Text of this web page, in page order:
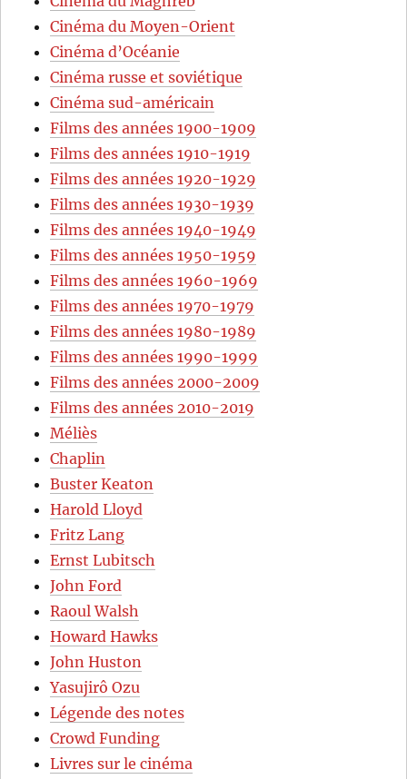
Cinéma du Moyen-Orient
Cinéma d’Océanie
Cinéma russe et soviétique
Cinéma sud-américain
Films des années 1900-1909
Films des années 1910-1919
Films des années 1920-1929
Films des années 1930-1939
Films des années 1940-1949
Films des années 1950-1959
Films des années 1960-1969
Films des années 1970-1979
Films des années 1980-1989
Films des années 1990-1999
Films des années 2000-2009
Films des années 2010-2019
Méliès
Chaplin
Buster Keaton
Harold Lloyd
Fritz Lang
Ernst Lubitsch
John Ford
Raoul Walsh
Howard Hawks
John Huston
Yasujirô Ozu
Légende des notes
Crowd Funding
Livres sur le cinéma